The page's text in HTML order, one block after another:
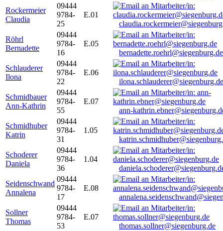
Rockermeier
Claudia
09444
9784-
25
E.01
Röhrl
Bernadette
09444
9784-
16
E.05
bernadette.roehrl@siegenburg.de
Schlauderer
Ilona
09444
9784-
22
E.06
ilona.schlauderer@siegenburg.de
Schmidbauer
Ann-Kathrin
09444
9784-
55
E.07
ann-
Schmidhuber
Katrin
09444
9784-
31
1.05
Schoderer
Daniela
09444
9784-
36
1.04
Seidenschwand
Annalena
09444
9784-
17
E.08
Sollner
Thomas
09444
9784-
53
E.07
thomas.sollner@siegenburg.de